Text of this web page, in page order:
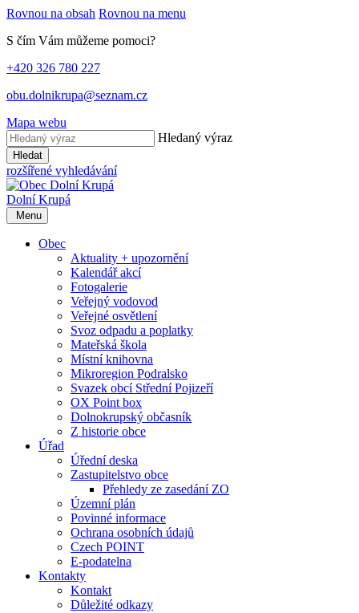
Rovnou na obsah Rovnou na menu
S čím Vám můžeme pomoci?
+420 326 780 227
obu.dolnikrupa@seznam.cz
Mapa webu
Hledaný výraz
Hledat
rozšířené vyhledávání
Dolní Krupá
Menu
Obec
Aktuality + upozornění
Kalendář akcí
Fotogalerie
Veřejný vodovod
Veřejné osvětlení
Svoz odpadu a poplatky
Mateřská škola
Místní knihovna
Mikroregion Podralsko
Svazek obcí Střední Pojizeří
OX Point box
Dolnokrupský občasník
Z historie obce
Úřad
Úřední deska
Zastupitelstvo obce
Přehledy ze zasedání ZO
Územní plán
Povinné informace
Ochrana osobních údajů
Czech POINT
E-podatelna
Kontakty
Kontakt
Důležité odkazy